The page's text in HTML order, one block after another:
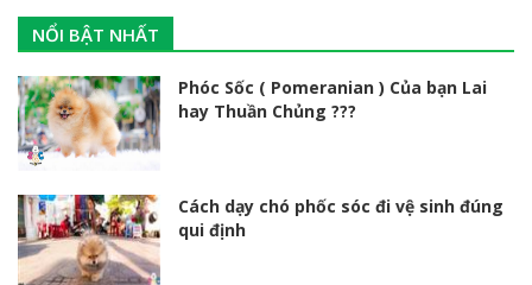
NỔI BẬT NHẤT
Phóc Sốc ( Pomeranian ) Của bạn Lai
hay Thuần Chủng ???
Cách dạy chó phốc sóc đi vệ sinh đúng
qui định